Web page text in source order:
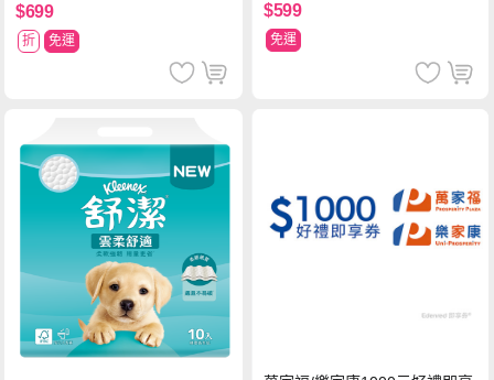
$699
折 免運
$599
免運